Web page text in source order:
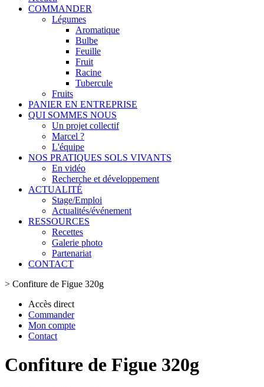
COMMANDER
Légumes
Aromatique
Bulbe
Feuille
Fruit
Racine
Tubercule
Fruits
PANIER EN ENTREPRISE
QUI SOMMES NOUS
Un projet collectif
Marcel ?
L'équipe
NOS PRATIQUES SOLS VIVANTS
En vidéo
Recherche et développement
ACTUALITÉ
Stage/Emploi
Actualités/événement
RESSOURCES
Recettes
Galerie photo
Partenariat
CONTACT
> Confiture de Figue 320g
Accès direct
Commander
Mon compte
Contact
Confiture de Figue 320g